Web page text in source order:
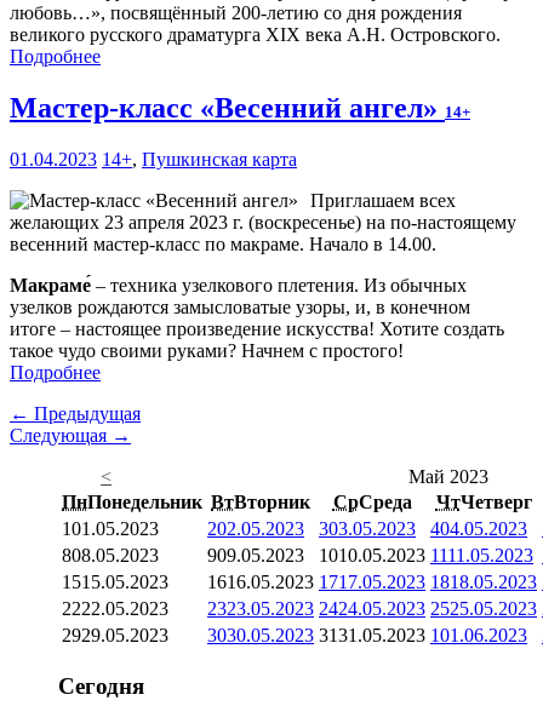
любовь…», посвящённый 200-летию со дня рождения
великого русского драматурга XIX века А.Н. Островского.
Подробнее
Мастер-класс «Весенний ангел» 14+
01.04.2023 14+, Пушкинская карта
Приглашаем всех
желающих 23 апреля 2023 г. (воскресенье) на по-настоящему
весенний мастер-класс по макраме. Начало в 14.00.
Макраме́ – техника узелкового плетения. Из обычных
узелков рождаются замысловатые узоры, и, в конечном
итоге – настоящее произведение искусства! Хотите создать
такое чудо своими руками? Начнем с простого!
Подробнее
← Предыдущая
Следующая →
<
Май 2023
ПнПонедельник ВтВторник СрСреда ЧтЧетверг
101.05.2023 202.05.2023 303.05.2023 404.05.2023
808.05.2023 909.05.2023 1010.05.2023 1111.05.2023
1515.05.2023 1616.05.2023 1717.05.2023 1818.05.2023
2222.05.2023 2323.05.2023 2424.05.2023 2525.05.2023
2929.05.2023 3030.05.2023 3131.05.2023 101.06.2023
Сегодня